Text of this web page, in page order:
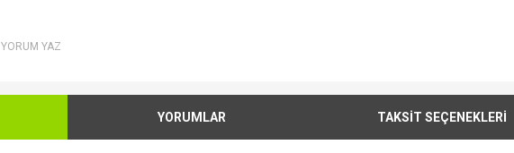
YORUM YAZ
YORUMLAR TAKSİT SEÇENEKLERİ